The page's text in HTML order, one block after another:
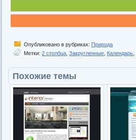
Опубликовано в рубриках: Природа
Метки: 2 столбца Закругленные Календарь
Похожие темы